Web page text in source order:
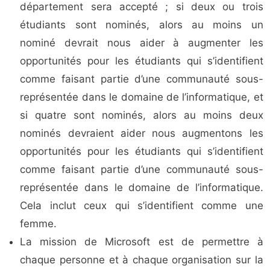
département sera accepté ; si deux ou trois
étudiants sont nominés, alors au moins un
nominé devrait nous aider à augmenter les
opportunités pour les étudiants qui s’identifient
comme faisant partie d’une communauté sous-
représentée dans le domaine de l’informatique, et
si quatre sont nominés, alors au moins deux
nominés devraient aider nous augmentons les
opportunités pour les étudiants qui s’identifient
comme faisant partie d’une communauté sous-
représentée dans le domaine de l’informatique.
Cela inclut ceux qui s’identifient comme une
femme.
La mission de Microsoft est de permettre à
chaque personne et à chaque organisation sur la